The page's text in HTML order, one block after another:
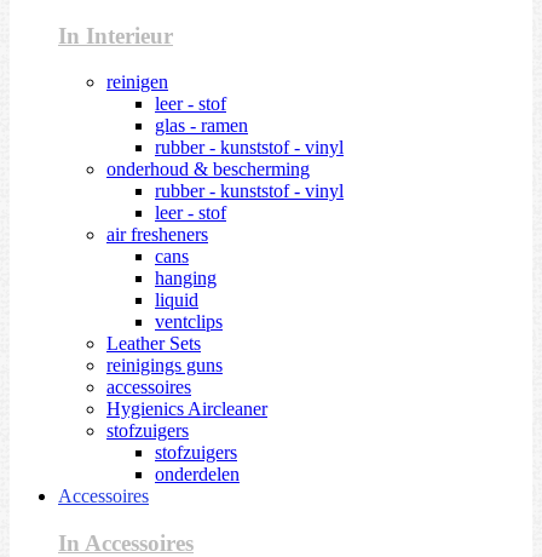
In Interieur
reinigen
leer - stof
glas - ramen
rubber - kunststof - vinyl
onderhoud & bescherming
rubber - kunststof - vinyl
leer - stof
air fresheners
cans
hanging
liquid
ventclips
Leather Sets
reinigings guns
accessoires
Hygienics Aircleaner
stofzuigers
stofzuigers
onderdelen
Accessoires
In Accessoires